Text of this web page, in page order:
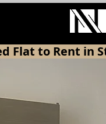
Flat to Rent